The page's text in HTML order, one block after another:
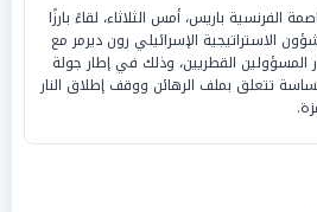
الفرنسية باريس، أمس الثلاثاء، لقاءً بارزًا
الاستراتيجية الإسرائيلي رون ديرمر مع
المسؤولين القطريين، وذلك في إطار جولة
تتعلق بملف الرهائن ووقف إطلاق النار